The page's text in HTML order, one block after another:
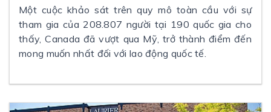
Một cuộc khảo sát trên quy mô toàn cầu với sự
tham gia của 208.807 người tại 190 quốc gia cho
thấy, Canada đã vượt qua Mỹ, trở thành điểm đến
mong muốn nhất đối với lao động quốc tế.